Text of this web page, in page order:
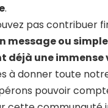
.
pas contribuer
message ou
déjà une immense
à donner toute
pouvoir